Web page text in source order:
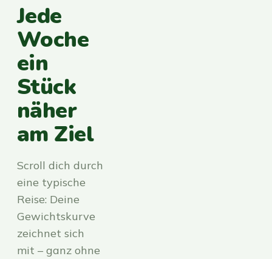
Jede
Woche
ein
Stück
näher
am Ziel
Scroll dich durch
eine typische
Reise: Deine
Gewichtskurve
zeichnet sich
mit – ganz ohne